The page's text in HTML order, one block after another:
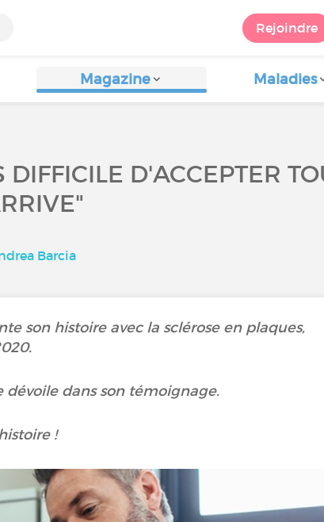
Rejoindre
Magazine Maladies
D'ACCEPTER
Barcia
son histoire avec la sclérose en plaques,
dévoile dans son témoignage.
!